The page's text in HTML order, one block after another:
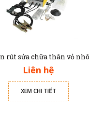
Liên hệ
XEM CHI TIẾT